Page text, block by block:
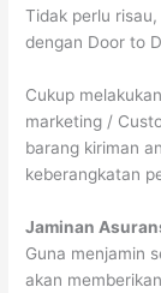
Tidak perlu
dengan Door to
Cukup
marketing /
barang kiriman
keberangkatan
Jaminan
Guna menjamin
akan